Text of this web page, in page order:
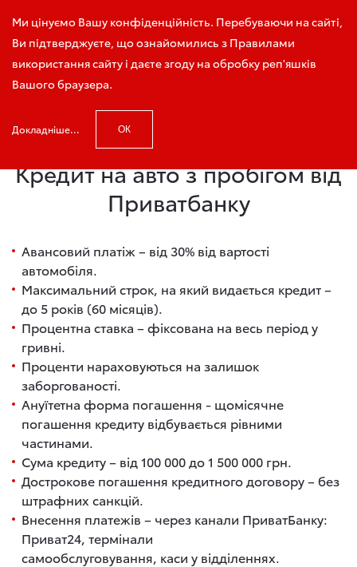
Ми цінуємо Вашу конфіденційність. Перебуваючи на сайті,
Ви підтверджуєте, що ознайомились з Правилами
використання сайту і даєте згоду на обробку реп'яшків
Вашого браузера.
Докладніше... ОК
Зателефонуйте мені
Кредит на авто з пробігом від Приватбанку
Кредит на авто з пробігом від
Приватбанку
Авансовий платіж – від 30% від вартості
автомобіля.
Максимальний строк, на який видається кредит –
до 5 років (60 місяців).
Процентна ставка – фіксована на весь період у
гривні.
Проценти нараховуються на залишок
заборгованості.
Ануїтетна форма погашення - щомісячне
погашення кредиту відбувається рівними
частинами.
Сума кредиту – від 100 000 до 1 500 000 грн.
Дострокове погашення кредитного договору – без
штрафних санкцій.
Внесення платежів – через канали ПриватБанку:
Приват24, термінали
самообслуговування, каси у відділеннях.